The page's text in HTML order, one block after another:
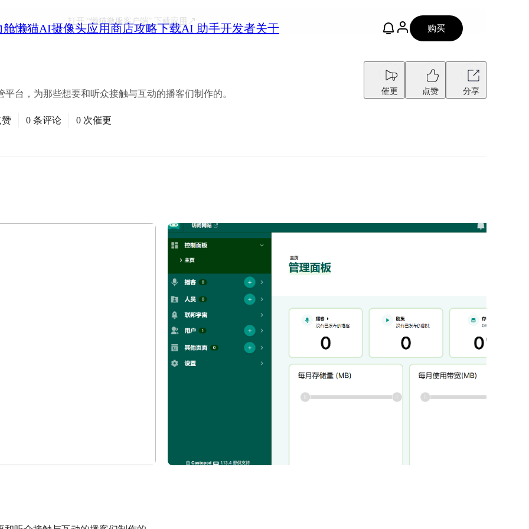
舱懒猫AI摄像头应用商店攻略下载AI 助手开发者关于 购买
打开 “懒猫微服客户端”下载应用
平台，为那些想要和听众接触与互动的播客们制作的。 催更 点赞 分享
赞 0 条评论 0 次催更